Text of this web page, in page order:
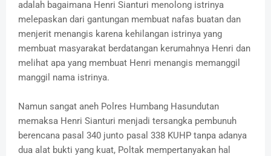
adalah bagaimana Henri Sianturi menolong istrinya
melepaskan dari gantungan membuat nafas buatan dan
menjerit menangis karena kehilangan istrinya yang
membuat masyarakat berdatangan kerumahnya Henri dan
melihat apa yang membuat Henri menangis memanggil
manggil nama istrinya.
Namun sangat aneh Polres Humbang Hasundutan
memaksa Henri Sianturi menjadi tersangka pembunuh
berencana pasal 340 junto pasal 338 KUHP tanpa adanya
dua alat bukti yang kuat, Poltak mempertanyakan hal